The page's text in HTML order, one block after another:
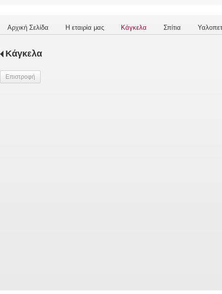
Αρχική Σελίδα Η εταιρία μας Κάγκελα Σπίτια
Κάγκελα
Επιστροφή